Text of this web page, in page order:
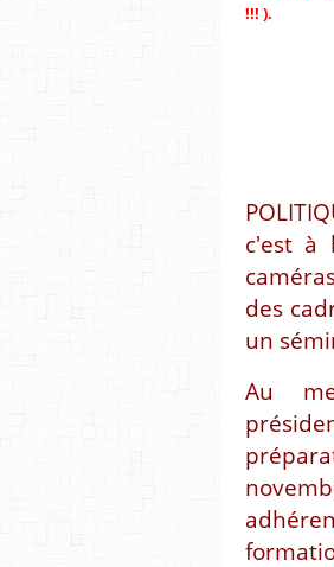
!!! ).
c'est à
des
un
Au